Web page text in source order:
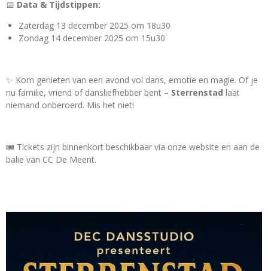
📅 Data & Tijdstippen:
Zaterdag 13 december 2025 om 18u30
Zondag 14 december 2025 om 15u30
✨ Kom genieten van een avond vol dans, emotie en magie. Of je
nu familie, vriend of dansliefhebber bent – Sterrenstad laat
niemand onberoerd. Mis het niet!
🎟️ Tickets zijn binnenkort beschikbaar via onze website en aan de
balie van CC De Meent.